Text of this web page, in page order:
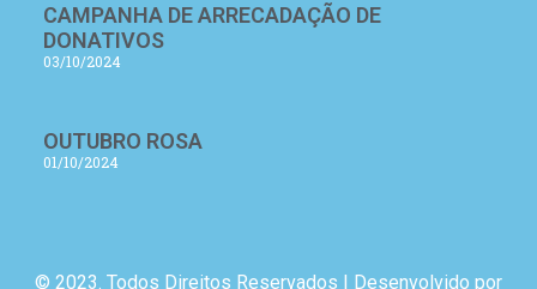
CAMPANHA DE ARRECADAÇÃO DE
DONATIVOS
03/10/2024
OUTUBRO ROSA
01/10/2024
© 2023. Todos Direitos Reservados | Desenvolvido por